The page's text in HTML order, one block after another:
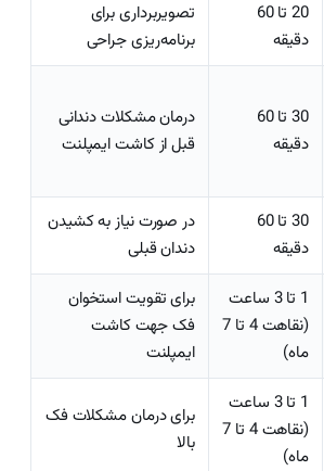
20 تا 60
دقیقه
تصویربرداری برای
برنامه‌ریزی جراحی
30 تا 60
دقیقه
درمان مشکلات دندانی
قبل از کاشت ایمپلنت
30 تا 60
دقیقه
در صورت نیاز به کشیدن
دندان قبلی
1 تا 3 ساعت
(نقاهت 4 تا 7
ماه)
برای تقویت استخوان
فک جهت کاشت
ایمپلنت
1 تا 3 ساعت
(نقاهت 4 تا 7
ماه)
برای درمان مشکلات فک
بالا